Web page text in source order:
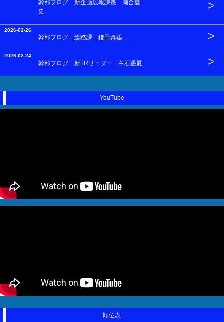
幹部ブログ 新企画広報課長 瀬合慶
史
>
2026-02-26
幹部ブログ 総務課 鎌田真聡 >
2026-02-24
幹部ブログ 新TRリーダー 白石遥夏 >
YouTube
順位表